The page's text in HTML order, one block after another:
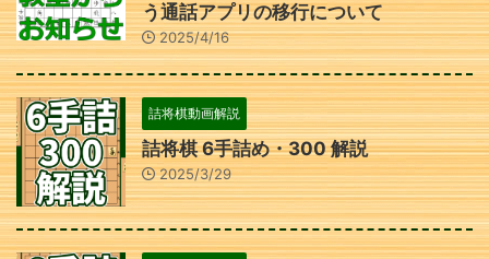
う通話アプリの移行について
2025/4/16
詰将棋動画解説
詰将棋 6手詰め・300 解説
2025/3/29